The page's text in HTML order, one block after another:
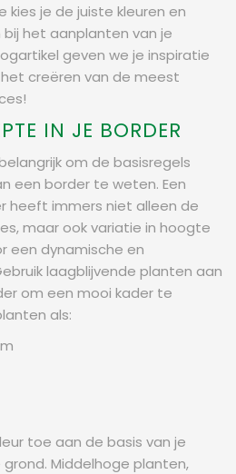
kies je de juiste kleuren en
het aanplanten van je
geven we je inspiratie
creëren van de meest
IN JE BORDER
om de basisregels
een border te weten. Een
heeft immers niet alleen de
maar ook variatie in hoogte
een dynamische en
laagblijvende planten aan
om een mooi kader te
als:
toe aan de basis van je
Middelhoge planten,